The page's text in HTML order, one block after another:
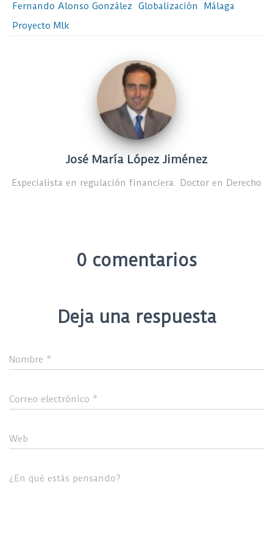
Fernando Alonso González
Globalización
Málaga
Proyecto Mlk
José María López Jiménez
Especialista en regulación financiera. Doctor en Derecho
0 comentarios
Deja una respuesta
Nombre *
Correo electrónico *
Web
¿En qué estás pensando?